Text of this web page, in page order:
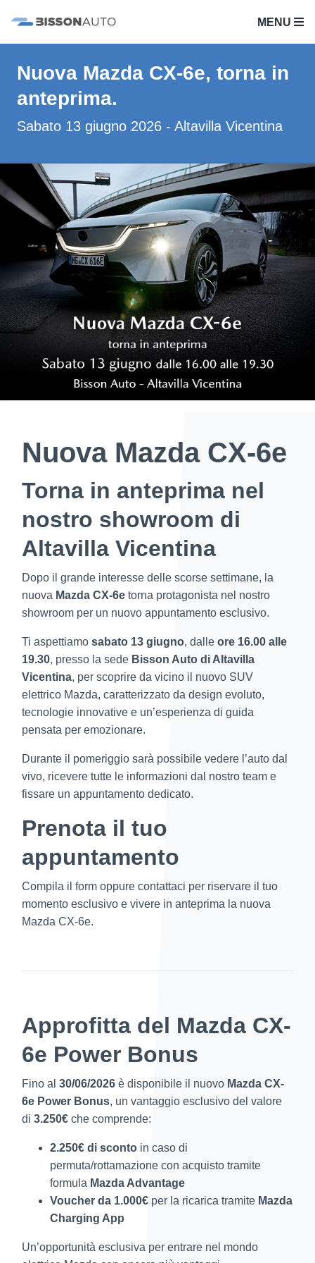
MENU
Nuova Mazda CX-6e, torna in
anteprima.
Sabato 13 giugno 2026 - Altavilla Vicentina
Nuova Mazda CX-6e
Torna in anteprima nel
nostro showroom di
Altavilla Vicentina
Dopo il grande interesse delle scorse settimane, la
nuova Mazda CX-6e torna protagonista nel nostro
showroom per un nuovo appuntamento esclusivo.
Ti aspettiamo sabato 13 giugno, dalle ore 16.00 alle
19.30, presso la sede Bisson Auto di Altavilla
Vicentina, per scoprire da vicino il nuovo SUV
elettrico Mazda, caratterizzato da design evoluto,
tecnologie innovative e un’esperienza di guida
pensata per emozionare.
Durante il pomeriggio sarà possibile vedere l’auto dal
vivo, ricevere tutte le informazioni dal nostro team e
fissare un appuntamento dedicato.
Prenota il tuo
appuntamento
Compila il form oppure contattaci per riservare il tuo
momento esclusivo e vivere in anteprima la nuova
Mazda CX-6e.
Approfitta del Mazda CX-
6e Power Bonus
Fino al 30/06/2026 è disponibile il nuovo Mazda CX-
6e Power Bonus, un vantaggio esclusivo del valore
di 3.250€ che comprende:
2.250€ di sconto in caso di
permuta/rottamazione con acquisto tramite
formula Mazda Advantage
Voucher da 1.000€ per la ricarica tramite Mazda
Charging App
Un’opportunità esclusiva per entrare nel mondo